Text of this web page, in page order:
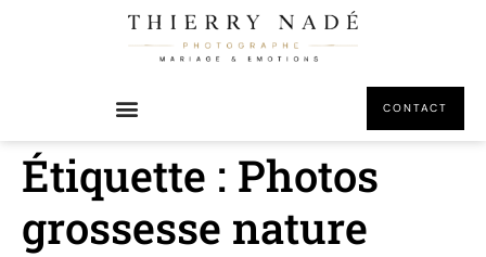
CONTACT
Étiquette : Photos
grossesse nature